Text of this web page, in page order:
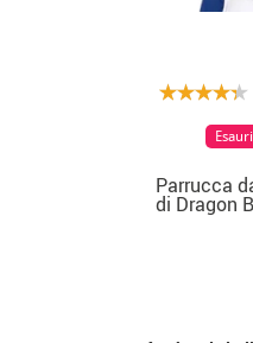
Parrucca
di Dragon
scatola